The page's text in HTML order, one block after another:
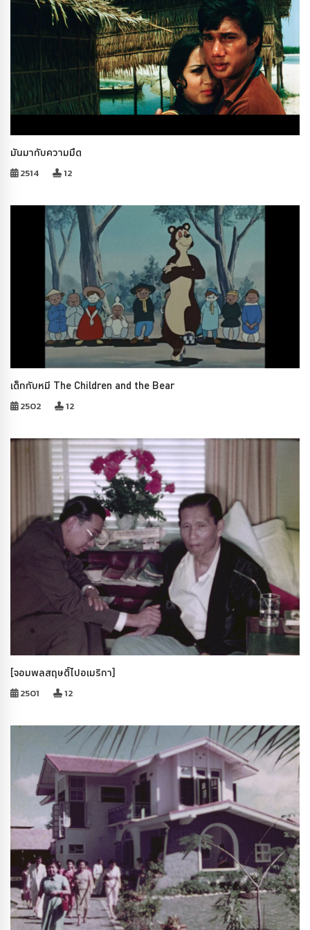
มันมากับความมืด
2514 12
เด็กกับหมี The Children and the Bear
2502 12
[จอมพลสฤษดิ์ไปอเมริกา]
2501 12